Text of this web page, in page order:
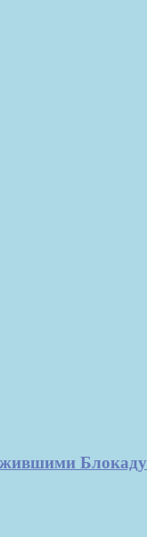
Блокаду